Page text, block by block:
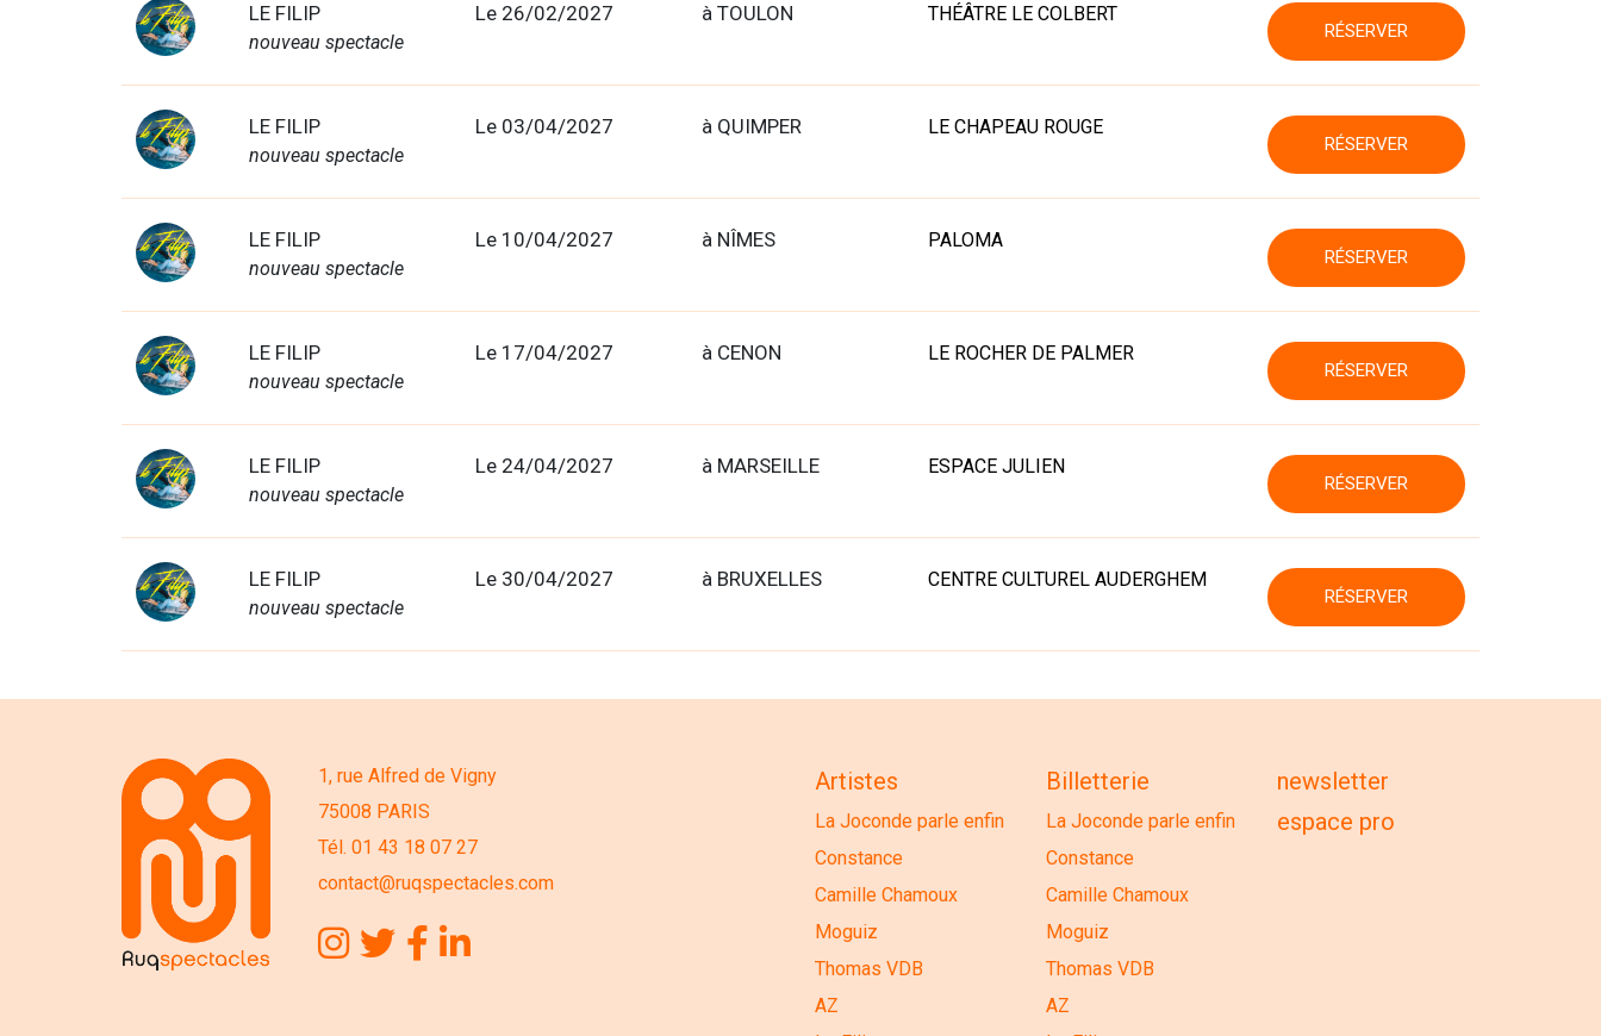
LE FILIP
nouveau spectacle
Le 26/02/2027 à TOULON THÉÂTRE LE COLBERT
RÉSERVER
LE FILIP
nouveau spectacle
Le 03/04/2027 à QUIMPER LE CHAPEAU ROUGE
RÉSERVER
LE FILIP
nouveau spectacle
Le 10/04/2027 à NÎMES PALOMA
RÉSERVER
LE FILIP
nouveau spectacle
Le 17/04/2027 à CENON LE ROCHER DE PALMER
RÉSERVER
LE FILIP
nouveau spectacle
Le 24/04/2027 à MARSEILLE ESPACE JULIEN
RÉSERVER
LE FILIP
nouveau spectacle
Le 30/04/2027 à BRUXELLES CENTRE CULTUREL AUDERGHEM
RÉSERVER
1, rue Alfred de Vigny
75008 PARIS
Tél. 01 43 18 07 27
contact@ruqspectacles.com
Artistes
La Joconde parle enfin
Constance
Camille Chamoux
Moguiz
Thomas VDB
AZ
Billetterie
La Joconde parle enfin
Constance
Camille Chamoux
Moguiz
Thomas VDB
AZ
newsletter
espace pro